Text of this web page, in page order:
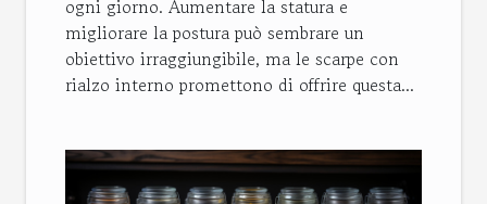
ogni giorno. Aumentare la statura e
migliorare la postura può sembrare un
obiettivo irraggiungibile, ma le scarpe con
rialzo interno promettono di offrire questa...